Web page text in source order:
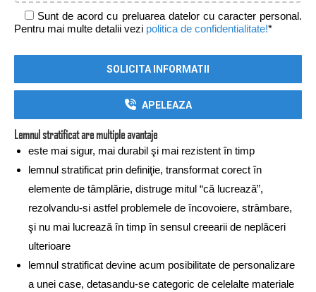
Sunt de acord cu preluarea datelor cu caracter personal.
Pentru mai multe detalii vezi politica de confidentialitate!*
APELEAZA
Lemnul stratificat are multiple avantaje
este mai sigur, mai durabil şi mai rezistent în timp
lemnul stratificat prin definiţie, transformat corect în
elemente de tâmplărie, distruge mitul “că lucrează”,
rezolvandu-si astfel problemele de încovoiere, strâmbare,
şi nu mai lucrează în timp în sensul creearii de neplăceri
ulterioare
lemnul stratificat devine acum posibilitate de personalizare
a unei case, detasandu-se categoric de celelalte materiale